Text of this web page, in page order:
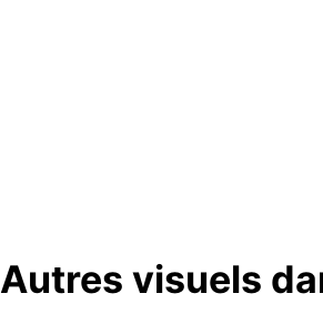
Autres visuels